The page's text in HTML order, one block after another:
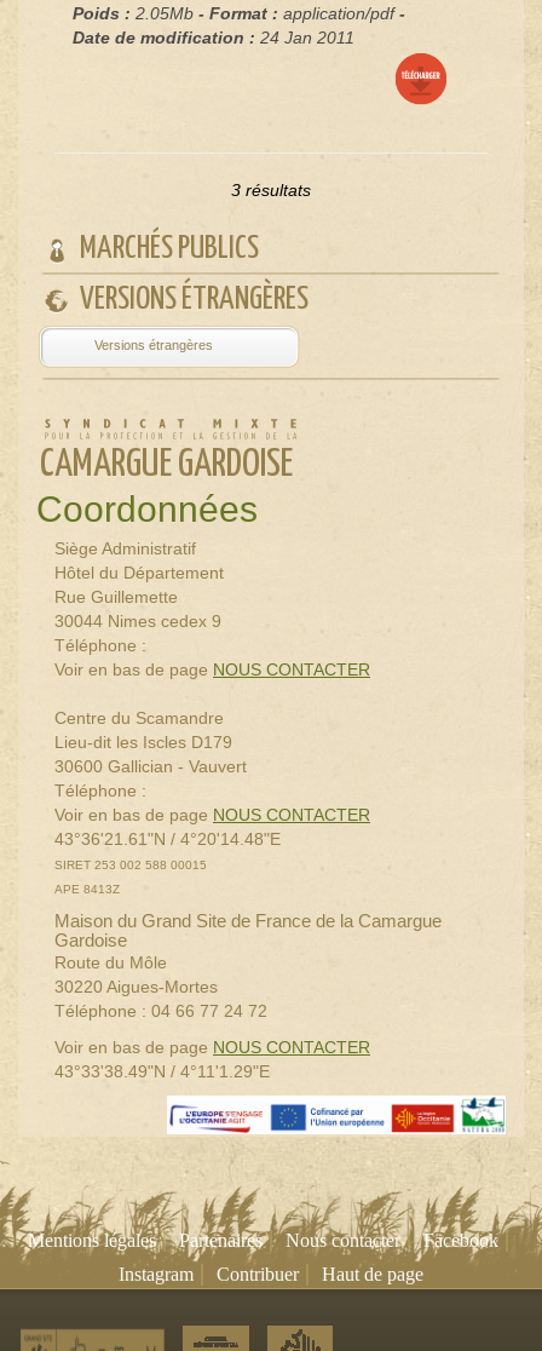
Poids : 2.05Mb - Format : application/pdf-
Date de modification : 24 Jan 2011
3 résultats
MARCHÉS PUBLICS
VERSIONS ÉTRANGÈRES
Powered by
CAMARGUE GARDOISE
Coordonnées
Siège Administratif
Hôtel du Département
Rue Guillemette
30044 Nimes cedex 9
Téléphone :
Voir en bas de page NOUS CONTACTER
Centre du Scamandre
Lieu-dit les Iscles D179
30600 Gallician - Vauvert
Téléphone :
Voir en bas de page NOUS CONTACTER
43°36'21.61"N / 4°20'14.48"E
SIRET 253 002 588 00015
APE 8413Z
Maison du Grand Site de France de la Camargue
Gardoise
Route du Môle
30220 Aigues-Mortes
Téléphone : 04 66 77 24 72
Voir en bas de page NOUS CONTACTER
43°33'38.49"N / 4°11'1.29"E
Mentions légales|Partenaires|Nous contacter|Facebook|
Instagram Contribuer| Haut de page